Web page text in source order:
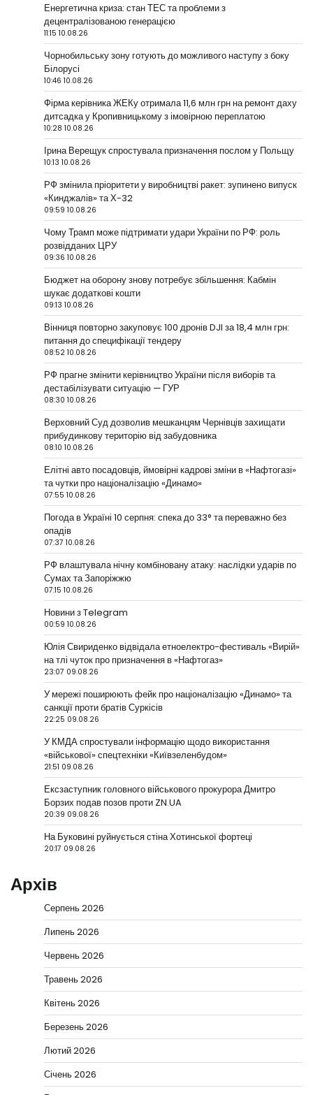
Енергетична криза: стан ТЕС та проблеми з
децентралізованою генерацією
11:15 10.08.26
Чорнобильську зону готують до можливого наступу з боку
Білорусі
10:46 10.08.26
Фірма керівника ЖЕКу отримала 11,6 млн грн на ремонт даху
дитсадка у Кропивницькому з імовірною переплатою
10:28 10.08.26
Ірина Верещук спростувала призначення послом у Польщу
10:13 10.08.26
РФ змінила пріоритети у виробництві ракет: зупинено випуск
«Кинджалів» та Х-32
09:59 10.08.26
Чому Трамп може підтримати удари України по РФ: роль
розвідданих ЦРУ
09:36 10.08.26
Бюджет на оборону знову потребує збільшення: Кабмін
шукає додаткові кошти
09:13 10.08.26
Вінниця повторно закуповує 100 дронів DJI за 18,4 млн грн:
питання до специфікації тендеру
08:52 10.08.26
РФ прагне змінити керівництво України після виборів та
дестабілізувати ситуацію — ГУР
08:30 10.08.26
Верховний Суд дозволив мешканцям Чернівців захищати
прибудинкову територію від забудовника
08:10 10.08.26
Елітні авто посадовців, ймовірні кадрові зміни в «Нафтогазі»
та чутки про націоналізацію «Динамо»
07:55 10.08.26
Погода в Україні 10 серпня: спека до 33° та переважно без
опадів
07:37 10.08.26
РФ влаштувала нічну комбіновану атаку: наслідки ударів по
Сумах та Запоріжжю
07:15 10.08.26
Новини з Telegram
00:59 10.08.26
Юлія Свириденко відвідала етноелектро-фестиваль «Вирій»
на тлі чуток про призначення в «Нафтогаз»
23:07 09.08.26
У мережі поширюють фейк про націоналізацію «Динамо» та
санкції проти братів Суркісів
22:25 09.08.26
У КМДА спростували інформацію щодо використання
«військової» спецтехніки «Київзеленбудом»
21:51 09.08.26
Ексзаступник головного військового прокурора Дмитро
Борзих подав позов проти ZN.UA
20:39 09.08.26
На Буковині руйнується стіна Хотинської фортеці
20:17 09.08.26
Архів
Серпень 2026
Липень 2026
Червень 2026
Травень 2026
Квітень 2026
Березень 2026
Лютий 2026
Січень 2026